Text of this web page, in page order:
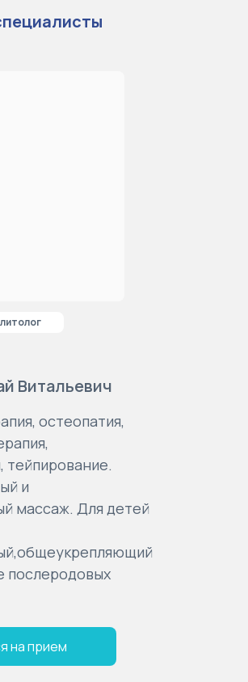
на прием
остеопатия,
тейпирование.
и
массаж. Для детей
послеродовых
Витальевич